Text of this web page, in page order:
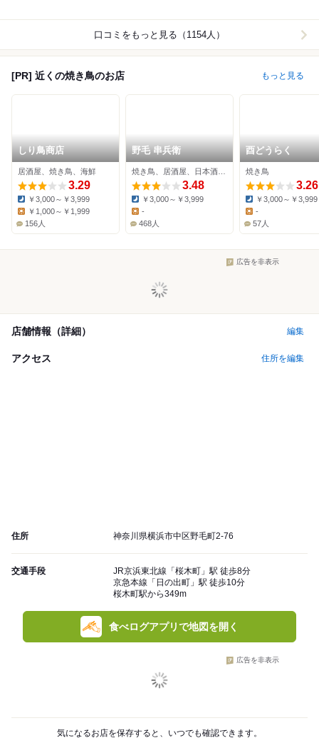
口コミをもっと見る（1154人）
[PR] 近くの焼き鳥のお店 もっと見る
しり鳥商店
居酒屋、焼き鳥、海鮮
3.29
Dinner:
￥3,000～￥3,999
￥1,000～￥1,999
156人
野毛 串兵衛
3.48
Dinner:
￥3,000～￥3,999
-
468人
酉どうらく
焼き鳥
3.26
Dinner:
￥3,000～￥3,999
Lunch:
-
57人
広告を非表示
店舗情報（詳細） 編集
アクセス 住所を編集
住所 神奈川県横浜市中区野毛町2-76
交通手段
JR京浜東北線「桜木町」駅 徒歩8分
京急本線「日の出町」駅 徒歩10分
桜木町駅から349m
食べログアプリで地図を開く
広告を非表示
気になるお店を保存すると、いつでも確認できます。